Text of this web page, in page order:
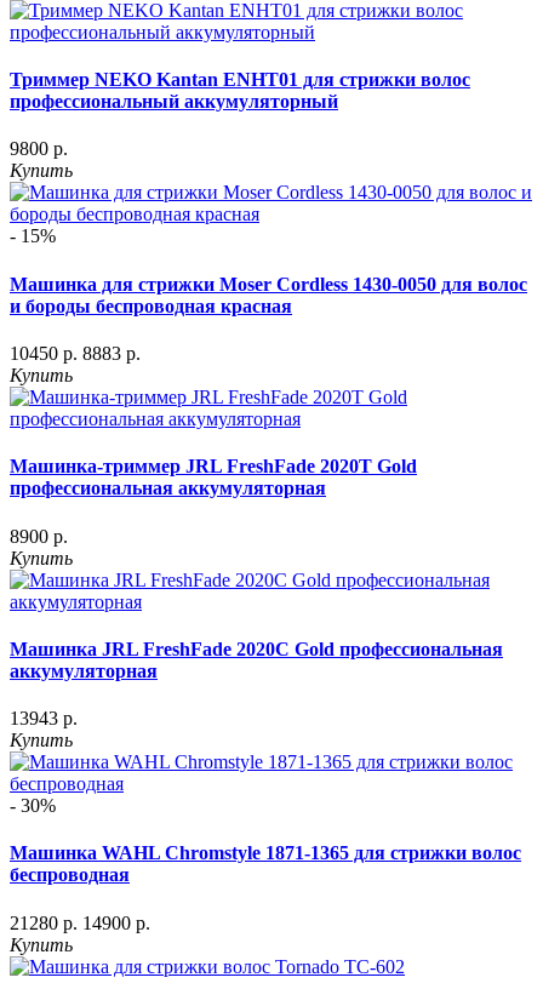
Триммер NEKO Kantan ENHT01 для стрижки волос
профессиональный аккумуляторный
9800 р.
Купить
- 15%
Машинка для стрижки Moser Cordless 1430-0050 для волос
и бороды беспроводная красная
10450 р. 8883 р.
Купить
Машинка-триммер JRL FreshFade 2020T Gold
профессиональная аккумуляторная
8900 р.
Купить
Машинка JRL FreshFade 2020C Gold профессиональная
аккумуляторная
13943 р.
Купить
- 30%
Машинка WAHL Chromstyle 1871-1365 для стрижки волос
беспроводная
21280 р. 14900 р.
Купить